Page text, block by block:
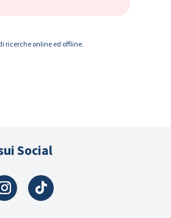
ricerche online ed offline.
Social